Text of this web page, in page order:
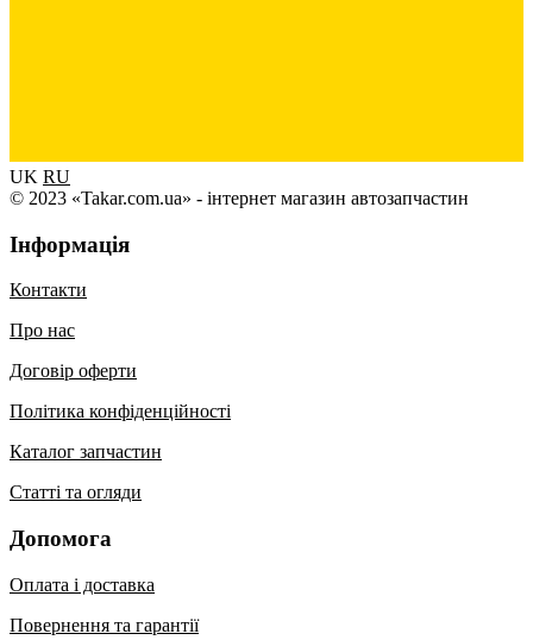
UK RU
© 2023 «Takar.com.ua» - інтернет магазин автозапчастин
Інформація
Контакти
Про нас
Договір оферти
Політика конфіденційності
Каталог запчастин
Статті та огляди
Допомога
Оплата і доставка
Повернення та гарантії